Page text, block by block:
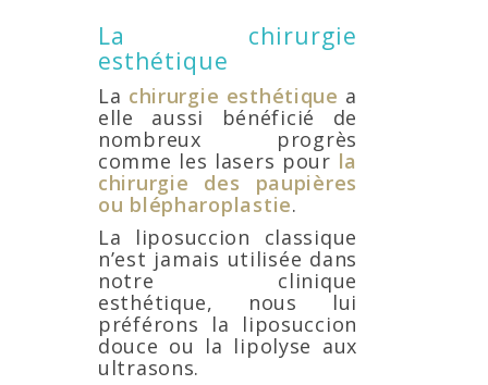
La chirurgie
esthétique
La chirurgie esthétique a
elle aussi bénéficié de
nombreux progrès
comme les lasers pour la
chirurgie des paupières
ou blépharoplastie.
La liposuccion classique
n’est jamais utilisée dans
notre clinique
esthétique, nous lui
préférons la liposuccion
douce ou la lipolyse aux
ultrasons.